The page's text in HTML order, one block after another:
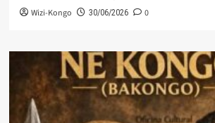
Wizi-Kongo 30/06/2026 0